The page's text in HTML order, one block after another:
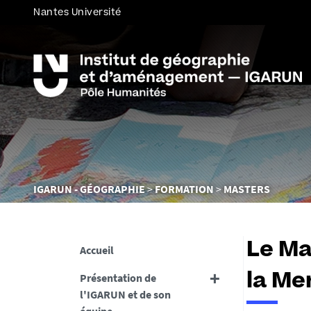
Nantes Université
Vous
êtes
IGARUN - GÉOGRAPHIE FORMATION MASTERS
Accueil
Présentation de
l'IGARUN et de son
Le
la